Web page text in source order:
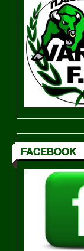
FACEBOOK